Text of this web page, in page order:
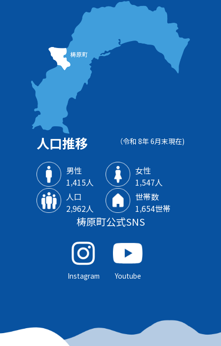
人口推移 （令和 8年 6月末現在)
男性
1‚415人
女性
1‚547人
人口
2‚962人
世帯数
1‚654世帯
梼原町公式SNS
Instagram Youtube